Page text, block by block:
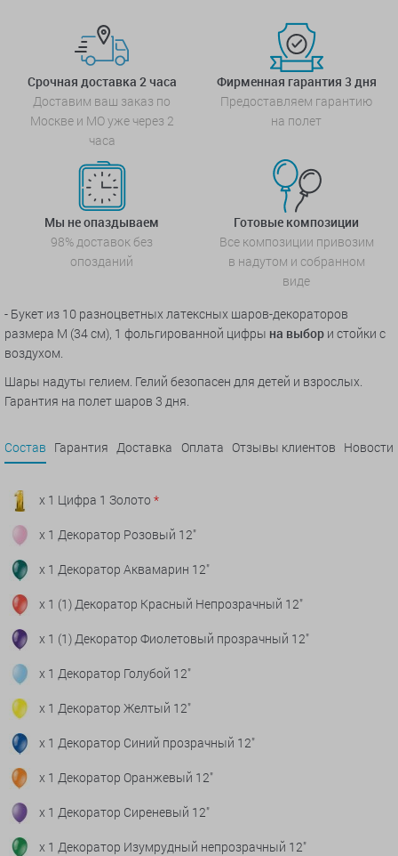
Срочная доставка 2 часа
Доставим ваш заказ по
Москве и МО уже через 2
часа
Фирменная гарантия 3 дня
Предоставляем гарантию
на полет
Мы не опаздываем
98% доставок без
опозданий
Готовые композиции
Все композиции привозим
в надутом и собранном
виде
- Букет из 10 разноцветных латексных шаров-декораторов
размера М (34 см), 1 фольгированной цифры на выбор и стойки с
воздухом.
Шары надуты гелием. Гелий безопасен для детей и взрослых.
Гарантия на полет шаров 3 дня.
Состав Гарантия Доставка Оплата Отзывы клиентов Новости
x 1 Цифра 1 Золото *
x 1 Декоратор Розовый 12"
x 1 Декоратор Аквамарин 12"
x 1 (1) Декоратор Красный Непрозрачный 12"
x 1 (1) Декоратор Фиолетовый прозрачный 12"
x 1 Декоратор Голубой 12"
x 1 Декоратор Желтый 12"
x 1 Декоратор Синий прозрачный 12"
x 1 Декоратор Оранжевый 12"
x 1 Декоратор Сиреневый 12"
x 1 Декоратор Изумрудный непрозрачный 12"